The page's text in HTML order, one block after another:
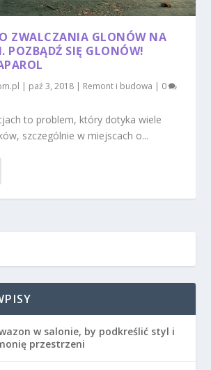
ZWALCZANIA GLONÓW NA
POZBĄDŹ SIĘ GLONÓW!
| paź 3, 2018 | Remont i budowa | 0
to problem, który dotyka wiele
szczególnie w miejscach o...
w salonie, by podkreślić styl i
przestrzeni